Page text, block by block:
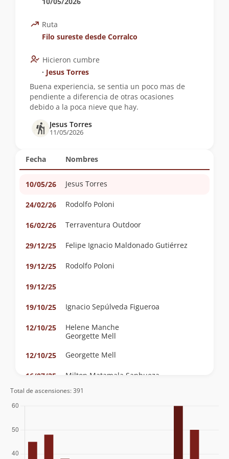
Fecha Nombres
10/05/26 Jesus Torres
24/02/26 Rodolfo Poloni
16/02/26 Terraventura Outdoor
29/12/25 Felipe Ignacio Maldonado Gutiérrez
19/12/25 Rodolfo Poloni
19/12/25
19/10/25 Ignacio Sepúlveda Figueroa
12/10/25
Helene Manche
Georgette Mell
12/10/25
Georgette Mell
16/07/25 Milton Matamala Sanhueza
16/03/25
Solange Barros Bustos
08/07/24
Ruta
Filo sureste desde Corralco
Hicieron cumbre
∙ Jesus Torres
Buena experiencia, se sentia un poco mas de
pendiente a diferencia de otras ocasiones
debido a la poca nieve que hay.
Jesus Torres
11/05/2026
Total de ascensiones: 391